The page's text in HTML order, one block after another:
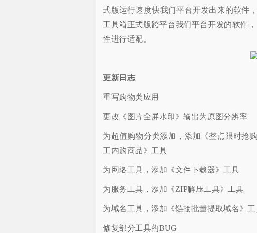
式版运行速度快我们平台开发出来的软件
工具箱正式版跨平台我们平台开发的软件
性进行适配。
更新日志
重写购物类应用
更改《图片全屏水印》输出为原图分辨率
为超值购物分类添加，添加《整点限时抢
工内购商品》工具
为网络工具，添加《文件下载器》工具
为服务工具，添加《ZIP解压工具》工具
为域名工具，添加《链接批量提取域名》工
修复部分工具的BUG